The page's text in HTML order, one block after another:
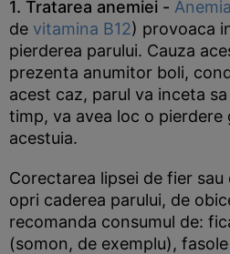
1. Tratarea anemiei - Anemia
de vitamina B12) provoaca
pierderea parului. Cauza
prezenta anumitor boli,
acest caz, parul va inceta
timp, va avea loc o pierdere
acestuia.
Corectarea lipsei de fier
opri caderea parului, de
recomanda consumul de:
(somon, de exemplu),